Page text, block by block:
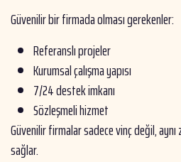
Güvenilir bir firmada olması gerekenler:
Referanslı projeler
Kurumsal çalışma yapısı
7/24 destek imkanı
Sözleşmeli hizmet
Güvenilir firmalar sadece vinç değil,
sağlar.